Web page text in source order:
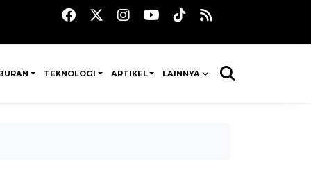
TEKNOLOGI ARTIKEL LAINNYA